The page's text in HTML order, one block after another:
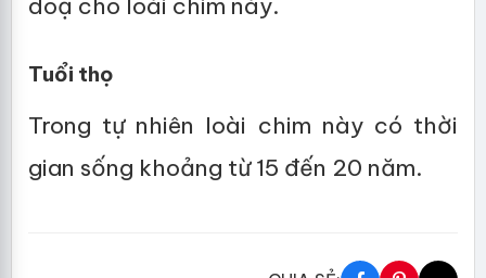
doạ cho loài chim này.
Tuổi thọ
Trong tự nhiên loài chim này có thời
gian sống khoảng từ 15 đến 20 năm.